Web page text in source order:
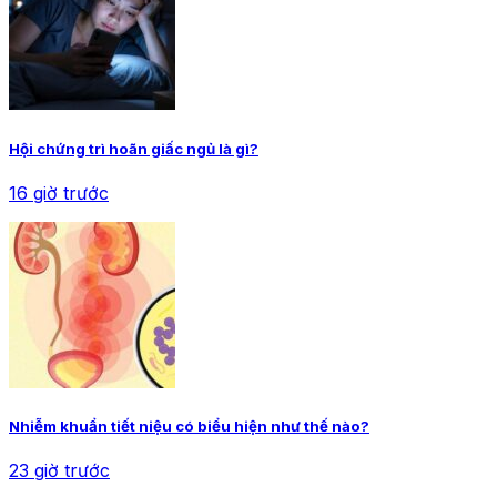
Hội chứng trì hoãn giấc ngủ là gì?
16 giờ trước
Nhiễm khuẩn tiết niệu có biểu hiện như thế nào?
23 giờ trước